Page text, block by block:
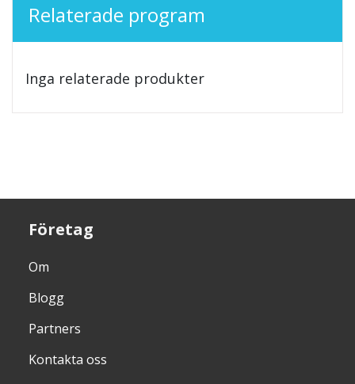
Relaterade program
Inga relaterade produkter
Företag
Om
Blogg
Partners
Kontakta oss